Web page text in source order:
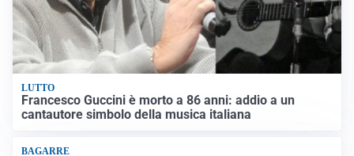
LUTTO
Francesco Guccini è morto a 86 anni: addio a un
cantautore simbolo della musica italiana
BAGARRE